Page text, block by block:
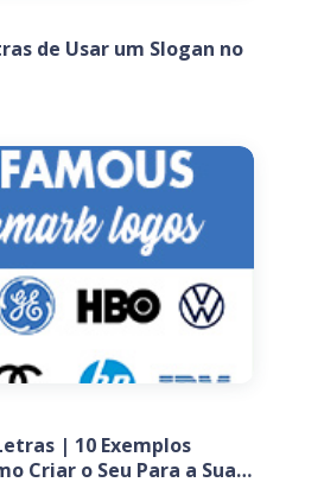
de Usar um Slogan no
| 10 Exemplos
Criar o Seu Para a Sua